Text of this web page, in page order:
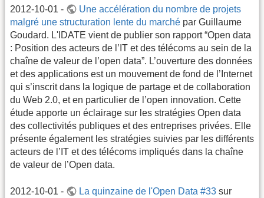
2012-10-01 -
Une accélération du nombre de projets
malgré une structuration lente du marché par Guillaume
Goudard. L'IDATE vient de publier son rapport “Open data
: Position des acteurs de l’IT et des télécoms au sein de la
chaîne de valeur de l’open data”. L’ouverture des données
et des applications est un mouvement de fond de l’Internet
qui s’inscrit dans la logique de partage et de collaboration
du Web 2.0, et en particulier de l’open innovation. Cette
étude apporte un éclairage sur les stratégies Open data
des collectivités publiques et des entreprises privées. Elle
présente également les stratégies suivies par les différents
acteurs de l’IT et des télécoms impliqués dans la chaîne
de valeur de l’Open data.
2012-10-01 - La quinzaine de l'Open Data #33 sur